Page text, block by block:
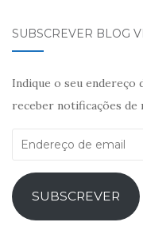
SUBSCREVER BLOG
Indique o seu endereço
receber notificações
Endereço
email
SUBSCREVER